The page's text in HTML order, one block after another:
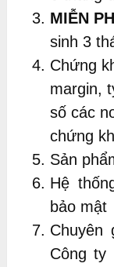
MIỄN
sinh 3
Chứng
margin,
số các
chứng
Sản
Hệ
bảo mật
Chuyên
Công ty